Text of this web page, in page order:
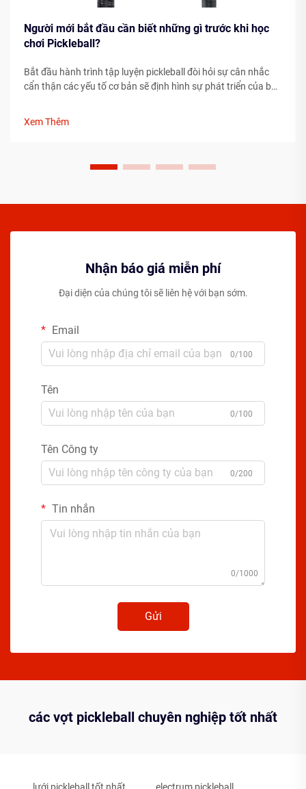
Người mới bắt đầu cần biết những gì trước khi học
chơi Pickleball?
Bắt đầu hành trình tập luyện pickleball đòi hỏi sự cân nhắc
cẩn thận các yếu tố cơ bản sẽ định hình sự phát triển của bạn
Xem Thêm
Nhận báo giá miễn phí
Đại diện của chúng tôi sẽ liên hệ với bạn sớm.
Email
0/100
Tên
0/100
Tên Công ty
0/200
Tin nhắn
0/1000
Gửi
các vợt pickleball chuyên nghiệp tốt nhất